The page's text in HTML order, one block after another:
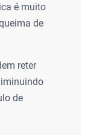
é muito
de
reter
de